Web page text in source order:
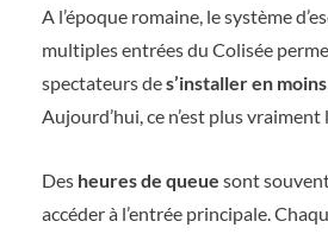
A l’époque romaine, le système
multiples entrées du Colisée
spectateurs des’installer en
Aujourd’hui, ce n’est plus
Des heures de queue sont
accéder à l’entrée principale.